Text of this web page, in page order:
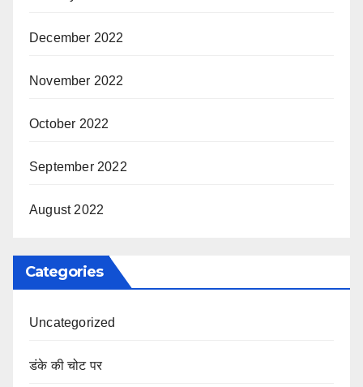
December 2022
November 2022
October 2022
September 2022
August 2022
Categories
Uncategorized
डंके की चोट पर